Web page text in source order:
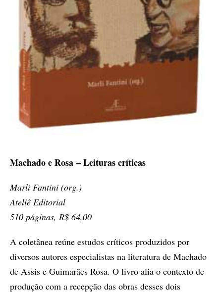
Machado e Rosa – Leituras críticas
Marli Fantini (org.)
Ateliê Editorial
510 páginas, R$ 64,00
A coletânea reúne estudos críticos produzidos por
diversos autores especialistas na literatura de Machado
de Assis e Guimarães Rosa. O livro alia o contexto de
produção com a recepção das obras desses dois